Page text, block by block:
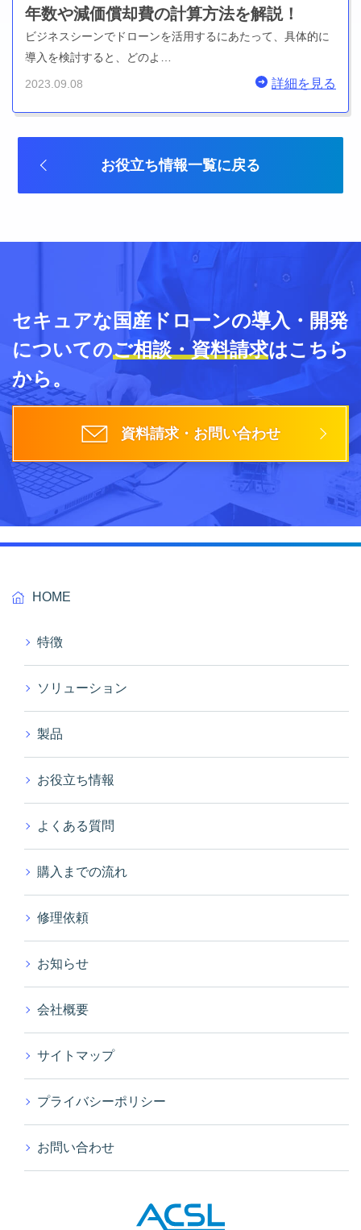
年数や減価償却費の計算方法を解説！
ビジネスシーンでドローンを活用するにあたって、具体的に
導入を検討すると、どのよ…
2023.09.08 詳細を見る
お役立ち情報一覧に戻る
セキュアな国産ドローンの導入・開発
についてのご相談・資料請求はこちら
から。
資料請求・お問い合わせ
HOME
特徴
ソリューション
製品
お役立ち情報
よくある質問
購入までの流れ
修理依頼
お知らせ
会社概要
サイトマップ
プライバシーポリシー
お問い合わせ